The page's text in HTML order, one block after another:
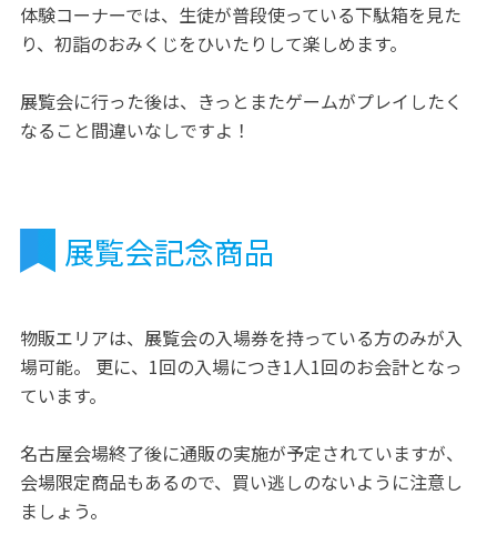
体験コーナーでは、生徒が普段使っている下駄箱を見た
り、初詣のおみくじをひいたりして楽しめます。
展覧会に行った後は、きっとまたゲームがプレイしたく
なること間違いなしですよ！
展覧会記念商品
物販エリアは、展覧会の入場券を持っている方のみが入
場可能。 更に、1回の入場につき1人1回のお会計となっ
ています。
名古屋会場終了後に通販の実施が予定されていますが、
会場限定商品もあるので、買い逃しのないように注意し
ましょう。